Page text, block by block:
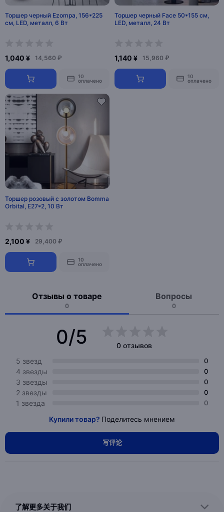
Торшер черный Ezompa, 156*225
см, LED, металл, 6 Вт
1,040 ¥ 14,560 ₽
10
оплачено
Торшер черный Face 50*155 см,
LED, металл, 24 Вт
1,140 ¥ 15,960 ₽
10
оплачено
Торшер розовый с золотом Bomma
Orbital, Е27*2, 10 Вт
2,100 ¥ 29,400 ₽
10
оплачено
Отзывы о товаре
0
Вопросы
0
0/5
0 отзывов
5 звезд
0
4 звезды 0
3 звезды 0
2 звезды 0
1 звезда 0
Купили товар? Поделитесь мнением
写评论
了解更多关于我们